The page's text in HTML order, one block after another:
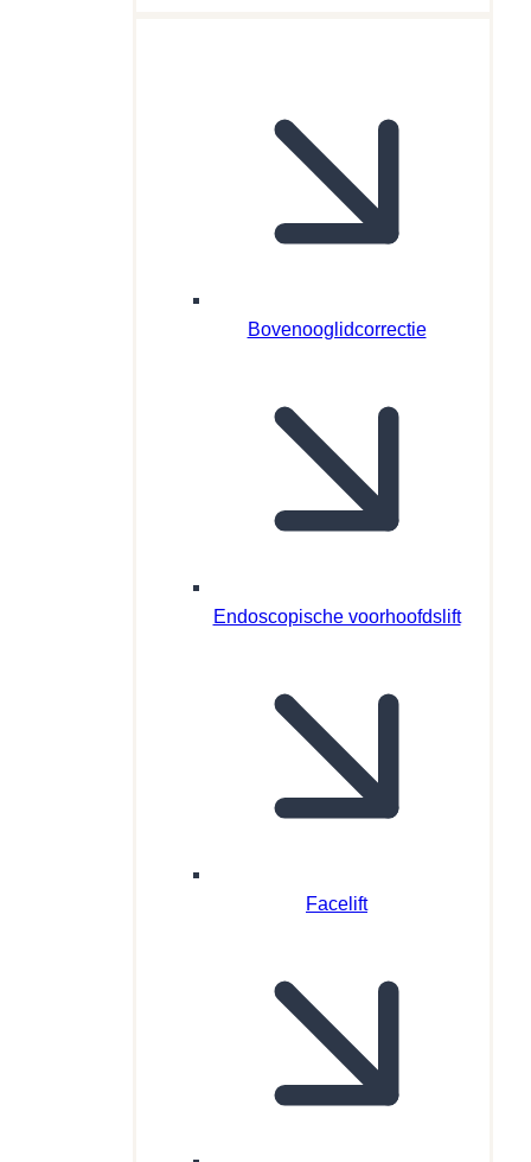
Bovenooglidcorrectie
Endoscopische voorhoofdslift
Facelift